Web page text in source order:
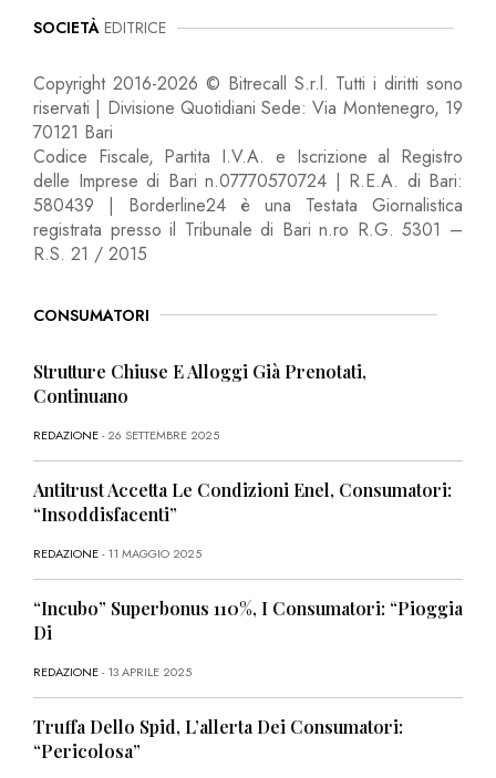
SOCIETÀ EDITRICE
Copyright 2016-2026 © Bitrecall S.r.l. Tutti i diritti sono
riservati | Divisione Quotidiani Sede: Via Montenegro, 19
70121 Bari
Codice Fiscale, Partita I.V.A. e Iscrizione al Registro
delle Imprese di Bari n.07770570724 | R.E.A. di Bari:
580439 | Borderline24 è una Testata Giornalistica
registrata presso il Tribunale di Bari n.ro R.G. 5301 –
R.S. 21 / 2015
CONSUMATORI
Strutture Chiuse E Alloggi Già Prenotati,
Continuano
REDAZIONE- 26 SETTEMBRE 2025
Antitrust Accetta Le Condizioni Enel, Consumatori:
“Insoddisfacenti”
REDAZIONE- 11 MAGGIO 2025
“Incubo” Superbonus 110%, I Consumatori: “Pioggia
Di
REDAZIONE- 13 APRILE 2025
Truffa Dello Spid, L’allerta Dei Consumatori:
“Pericolosa”